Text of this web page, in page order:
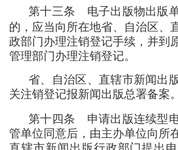
第十三条 电子出版物出版
的 ， 应当向所在地省、自治区、
政部门办理注销登记手续 ， 并到
管理部门办理注销登记。
省、自治区、直辖市新闻出
关注销登记报新闻出版总署备案。
第十四条 申请出版连续型
管单位同意后 ， 由主办单位向所